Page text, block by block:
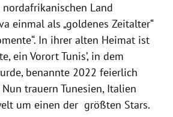
Land
einmal als „goldenes Zeitalter“
In ihrer alten Heimat ist
ein Vorort Tunis’, in dem
benannte 2022 feierlich
trauern Tunesien, Italien
um einen der größten Stars.